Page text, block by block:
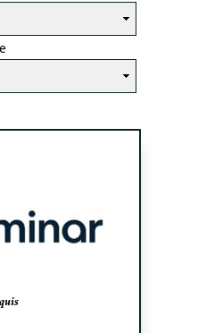
dans la vente
D’Urfé, en banlieu
fiducie de revenus
Cominar.